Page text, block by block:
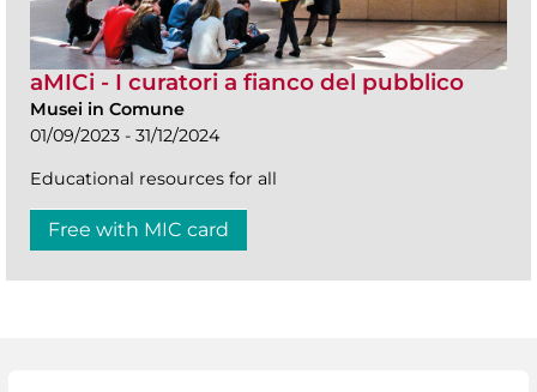
aMICi - I curatori a fianco del pubblico
Musei in Comune
01/09/2023 - 31/12/2024
Educational resources for all
Free with MIC card